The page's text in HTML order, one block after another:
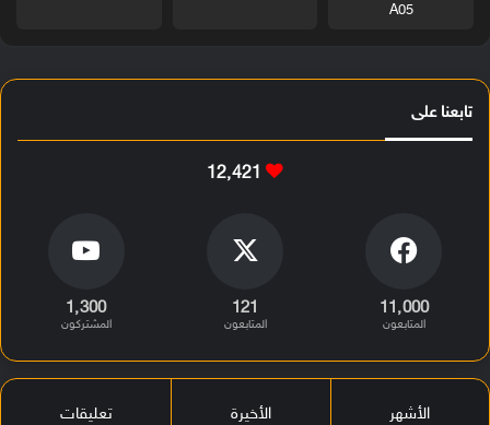
A05
تابعنا على
12٬421
11٬000
المتابعون
121
المتابعون
1٬300
المشتركون
الأشهر الأخيرة تعليقات